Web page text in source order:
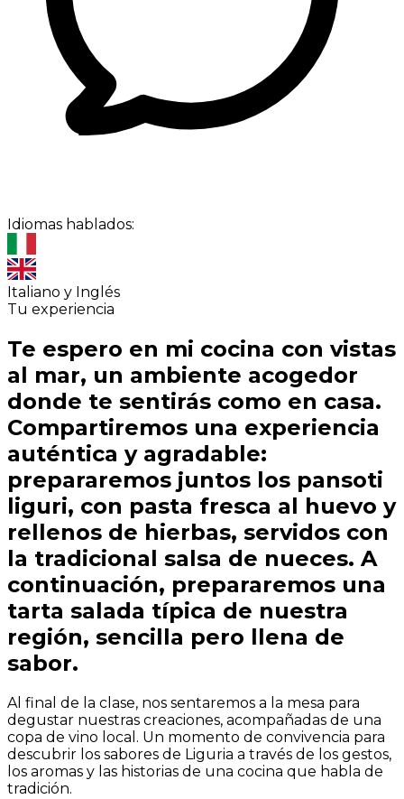
Idiomas hablados:
Italiano y Inglés
Tu experiencia
Te espero en mi cocina con vistas
al mar, un ambiente acogedor
donde te sentirás como en casa.
Compartiremos una experiencia
auténtica y agradable:
prepararemos juntos los pansoti
liguri, con pasta fresca al huevo y
rellenos de hierbas, servidos con
la tradicional salsa de nueces. A
continuación, prepararemos una
tarta salada típica de nuestra
región, sencilla pero llena de
sabor.
Al final de la clase, nos sentaremos a la mesa para
degustar nuestras creaciones, acompañadas de una
copa de vino local. Un momento de convivencia para
descubrir los sabores de Liguria a través de los gestos,
los aromas y las historias de una cocina que habla de
tradición.